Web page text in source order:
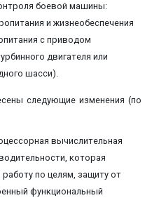
боевой машины:
и жизнеобеспечения
с приводом
двигателя или
шасси).
следующие изменения (по
вычислительная
которая
по целям, защиту от
функциональный